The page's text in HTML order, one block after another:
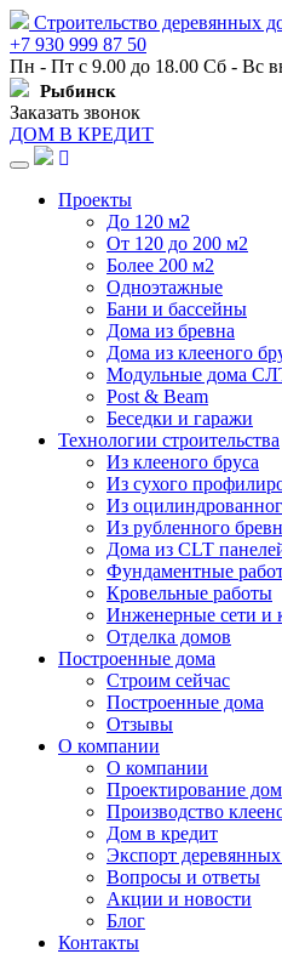
Строительство деревянных
+7 930 999 87 50
Пн - Пт с 9.00 до 18.00 Сб - Вс
Рыбинск
Заказать звонок
ДОМ В КРЕДИТ
Навигация
Проекты
До 120 м2
От 120 до 200 м2
Более 200 м2
Одноэтажные
Бани и бассейны
Дома из бревна
Дома из клееного
Модульные дома
Post & Beam
Беседки и гаражи
Технологии строительства
Из клееного бруса
Из сухого
Из
Из рубленного
Дома из CLT
Фундаментные
Кровельные работы
Инженерные сети и
Отделка домов
Построенные дома
Строим сейчас
Построенные дома
Отзывы
О компании
О компании
Проектирование
Производство
Дом в кредит
Экспорт
Вопросы и ответы
Акции и новости
Блог
Контакты